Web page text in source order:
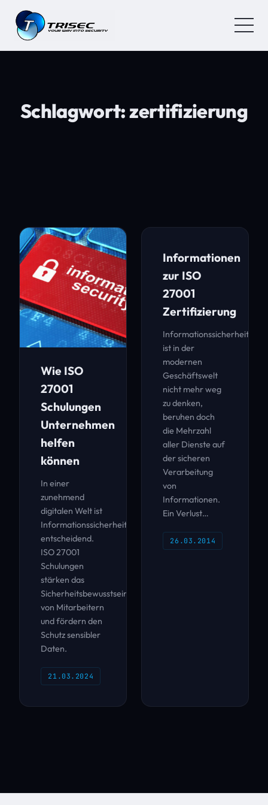
Schlagwort:zertifizierung
Wie ISO
27001
Schulungen
Unternehmen
helfen
können
In einer
zunehmend
digitalen Welt ist
Informationssicherheit
entscheidend.
ISO 27001
Schulungen
stärken das
Sicherheitsbewusstsein
von Mitarbeitern
und fördern den
Schutz sensibler
Daten.
21.03.2024
Informationen
zur ISO
27001
Zertifizierung
Informationssicherheit
ist in der
modernen
Geschäftswelt
nicht mehr weg
zu denken,
beruhen doch
die Mehrzahl
aller Dienste auf
der sicheren
Verarbeitung
von
Informationen.
Ein Verlust…
26.03.2014